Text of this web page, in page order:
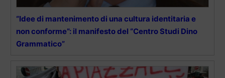
“Idee di mantenimento di una cultura identitaria e
non conforme”: il manifesto del “Centro Studi Dino
Grammatico”